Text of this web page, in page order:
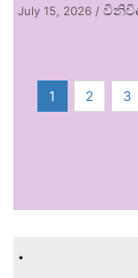
July 15, 2026 /
1 2 3
.